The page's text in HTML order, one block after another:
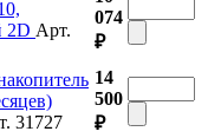
2D Арт.
074
₽
31727
14
500
₽